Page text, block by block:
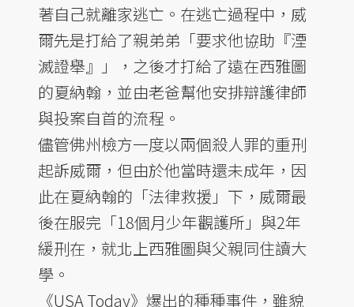
著自己就離家逃亡。在逃亡過程中，威
爾先是打給了親弟弟「要求他協助『湮
滅證舉』」，之後才打給了遠在西雅圖
的夏納翰，並由老爸幫他安排辯護律師
與投案自首的流程。
儘管佛州檢方一度以兩個殺人罪的重刑
起訴威爾，但由於他當時還未成年，因
此在夏納翰的「法律救援」下，威爾最
後在服完「18個月少年觀護所」與2年
緩刑在，就北上西雅圖與父親同住讀大
學。
《USA Today》爆出的種種事件，雖貌